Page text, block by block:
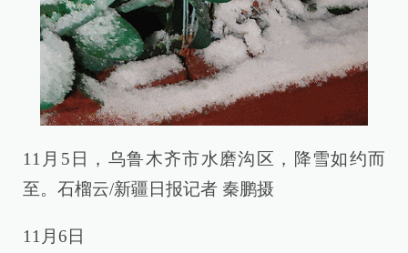
11月5日，乌鲁木齐市水磨沟区，降雪如约而
至。石榴云/新疆日报记者 秦鹏摄
11月6日